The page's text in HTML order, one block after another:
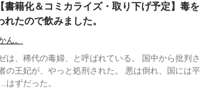
書籍化＆コミカライズ・取り下げ予定】毒を
れたので飲みました。
ん。
は、稀代の毒婦、と呼ばれている。 国中から批判さ
の王妃が、やっと処刑された。 悪は倒れ、国には平
ずだった。